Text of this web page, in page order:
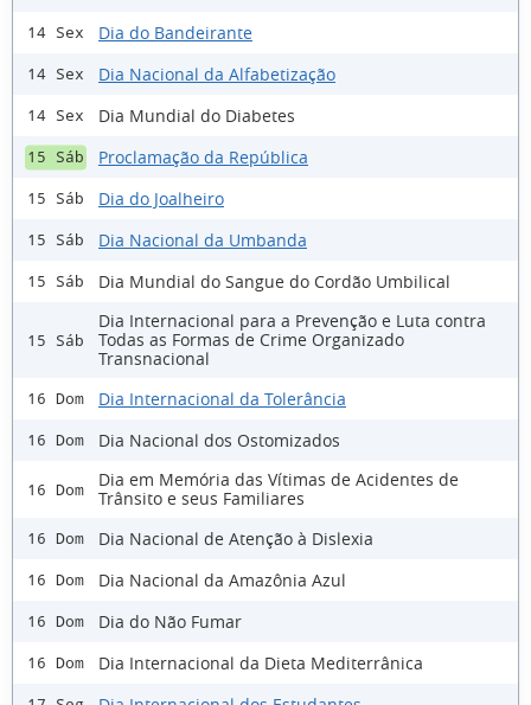
14 Sex Dia do Bandeirante
14 Sex Dia Nacional da Alfabetização
14 Sex Dia Mundial do Diabetes
15 Sáb Proclamação da República
15 Sáb Dia do Joalheiro
15 Sáb Dia Nacional da Umbanda
15 Sáb Dia Mundial do Sangue do Cordão Umbilical
15 Sáb
Dia Internacional para a Prevenção e Luta contra
Todas as Formas de Crime Organizado
Transnacional
16 Dom Dia Internacional da Tolerância
16 Dom Dia Nacional dos Ostomizados
16 Dom
Dia em Memória das Vítimas de Acidentes de
Trânsito e seus Familiares
16 Dom Dia Nacional de Atenção à Dislexia
16 Dom Dia Nacional da Amazônia Azul
16 Dom Dia do Não Fumar
16 Dom Dia Internacional da Dieta Mediterrânica